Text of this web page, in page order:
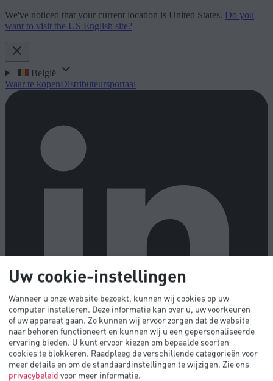
We've noticed that your current location is United States. Do you
want to visit the US English site?
België
Waar te kopenDistributeursportaal
Uw cookie-instellingen
Wanneer u onze website bezoekt, kunnen wij cookies op uw
computer installeren. Deze informatie kan over u, uw voorkeuren
of uw apparaat gaan. Zo kunnen wij ervoor zorgen dat de website
naar behoren functioneert en kunnen wij u een gepersonaliseerde
ervaring bieden. U kunt ervoor kiezen om bepaalde soorten
cookies te blokkeren. Raadpleeg de verschillende categorieën voor
meer details en om de standaardinstellingen te wijzigen. Zie ons
privacybeleid voor meer informatie.